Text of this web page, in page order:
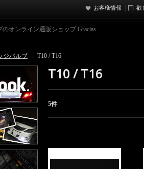
お客様情報 欲
オンライン通販ショップ Gracias
ジバルブ T10 / T16
T10 / T16
5件